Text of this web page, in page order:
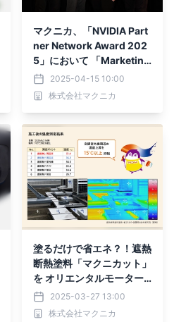
マクニカ、「NVIDIA Part
ner Network Award 202
5」において 「Marketing
Award」を受賞
2025-04-15 10:00
株式会社マクニカ
塗るだけで省エネ？！遮熱
断熱塗料「マクニカット」
を オリエンタルモーター3
事業所へ提供し、空調関連
の消費電力を削減
2025-03-27 13:00
株式会社マクニカ